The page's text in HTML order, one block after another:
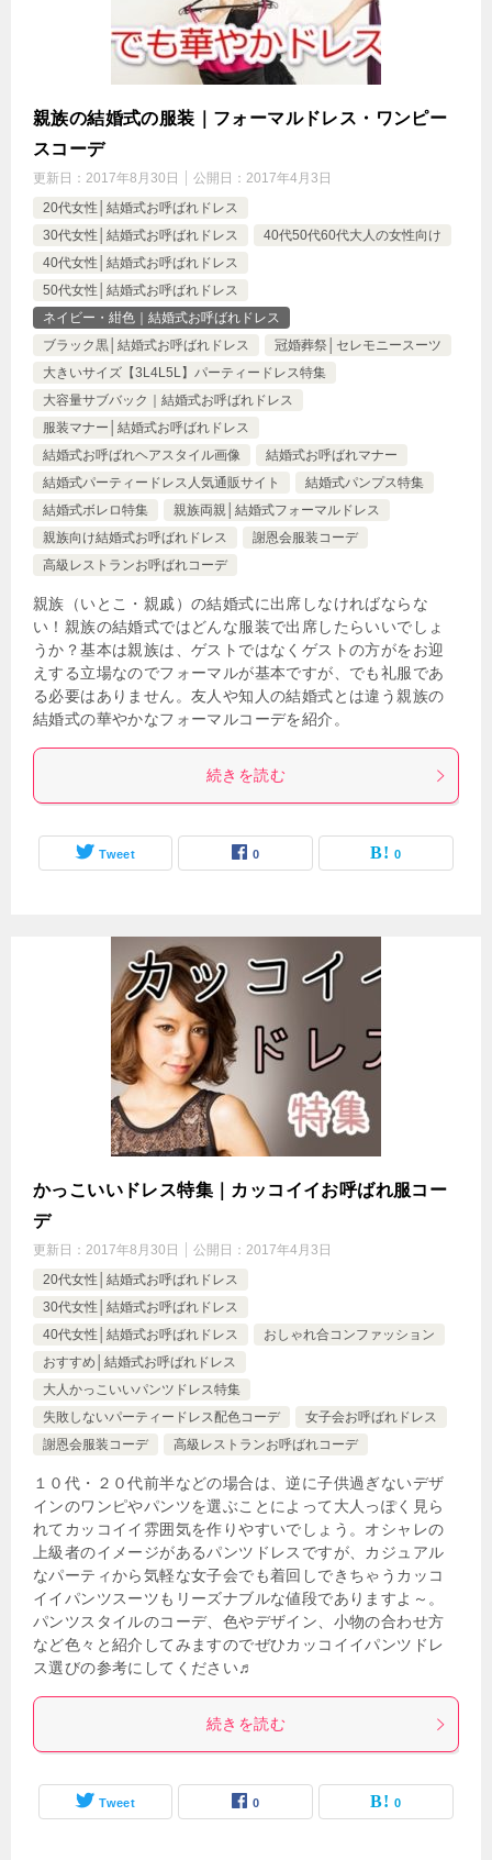
親族の結婚式の服装｜フォーマルドレス・ワンピー
スコーデ
更新日： 2017年8月30日 公開日： 2017年4月3日
20代女性│結婚式お呼ばれドレス
30代女性│結婚式お呼ばれドレス
40代50代60代大人の女性向け
40代女性│結婚式お呼ばれドレス
50代女性│結婚式お呼ばれドレス
ネイビー・紺色｜結婚式お呼ばれドレス
ブラック黒│結婚式お呼ばれドレス
冠婚葬祭│セレモニースーツ
大きいサイズ【3L4L5L】パーティードレス特集
大容量サブバック｜結婚式お呼ばれドレス
服装マナー│結婚式お呼ばれドレス
結婚式お呼ばれヘアスタイル画像
結婚式お呼ばれマナー
結婚式パーティードレス人気通販サイト
結婚式パンプス特集
結婚式ボレロ特集
親族両親│結婚式フォーマルドレス
親族向け結婚式お呼ばれドレス
謝恩会服装コーデ
高級レストランお呼ばれコーデ
親族（いとこ・親戚）の結婚式に出席しなければならな
い！親族の結婚式ではどんな服装で出席したらいいでしょ
うか？基本は親族は、ゲストではなくゲストの方がをお迎
えする立場なのでフォーマルが基本ですが、でも礼服であ
る必要はありません。友人や知人の結婚式とは違う親族の
結婚式の華やかなフォーマルコーデを紹介。
続きを読む
Tweet 0 0
かっこいいドレス特集｜カッコイイお呼ばれ服コー
デ
更新日： 2017年8月30日 公開日： 2017年4月3日
20代女性│結婚式お呼ばれドレス
30代女性│結婚式お呼ばれドレス
40代女性│結婚式お呼ばれドレス
おしゃれ合コンファッション
おすすめ│結婚式お呼ばれドレス
大人かっこいいパンツドレス特集
失敗しないパーティードレス配色コーデ
女子会お呼ばれドレス
謝恩会服装コーデ
高級レストランお呼ばれコーデ
１０代・２０代前半などの場合は、逆に子供過ぎないデザ
インのワンピやパンツを選ぶことによって大人っぽく見ら
れてカッコイイ雰囲気を作りやすいでしょう。オシャレの
上級者のイメージがあるパンツドレスですが、カジュアル
なパーティから気軽な女子会でも着回しできちゃうカッコ
イイパンツスーツもリーズナブルな値段でありますよ～。
パンツスタイルのコーデ、色やデザイン、小物の合わせ方
など色々と紹介してみますのでぜひカッコイイパンツドレ
ス選びの参考にしてください♬
続きを読む
Tweet 0 0